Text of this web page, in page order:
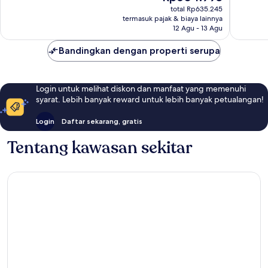
sekarang
Rp604.995
total Rp635.245
termasuk pajak & biaya lainnya
12 Agu - 13 Agu
Bandingkan dengan properti serupa
Login untuk melihat diskon dan manfaat yang memenuhi
syarat. Lebih banyak reward untuk lebih banyak petualangan!
Login Daftar sekarang, gratis
Tentang kawasan sekitar